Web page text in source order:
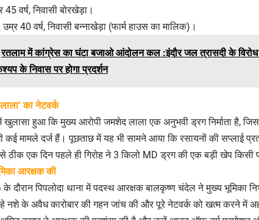
वर्ष, निवासी बोरखेड़ा।
40 वर्ष, निवासी बन्नाखेड़ा (फार्म हाउस का मालिक)।
रतलाम में कांग्रेस का घंटा बजाओ आंदोलन कल :इंदौर जल त्रासदी के विरोध
के निवास पर होगा प्रदर्शन
का नेटवर्क
हुआ कि मुख्य आरोपी जमशेद लाला एक अनुभवी ड्रग निर्माता है,
कई मामले दर्ज हैं। पूछताछ में यह भी सामने आया कि रसायनों की सप्लाई
ठीक एक दिन पहले ही गिरोह ने 3 किलो MD ड्रग की एक बड़ी खेप किसी
आरक्षक की
के दौरान पिपलोदा थाना में पदस्थ आरक्षक बालकृष्ण चंदेल ने मुख्य भूमिका
नशे के अवैध कारोबार की गहन जांच की और पूरे नेटवर्क को खत्म करने में